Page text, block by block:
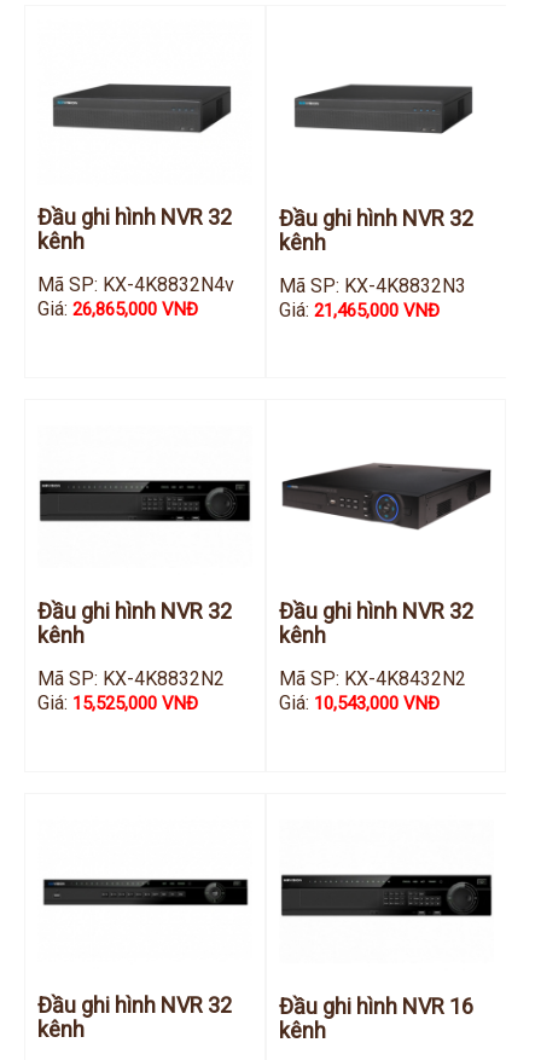
Camera Visionhitech
Đầu ghi Analog
Đầu ghi HIKVISION
Thiết bị chống trộm
Thiết bị chống trộm Paradox
Khóa điện tử VIRO
Khóa điện tử KBVISION
Access control Syris
Hỗ trợ kỹ thuật
Hướng dẫn sử dụng
Đầu ghi hình NVR 32
kênh
Mã SP: KX-4K8832N4v
Giá:26,865,000 VNĐ
Đầu ghi hình NVR 32
kênh
Mã SP: KX-4K8832N3
Giá: 21,465,000 VNĐ
Đầu ghi hình NVR 32
kênh
Mã SP: KX-4K8832N2
Giá: 15,525,000 VNĐ
Đầu ghi hình NVR 32
kênh
Mã SP: KX-4K8432N2
Giá: 10,543,000 VNĐ
Đầu ghi hình NVR 32
kênh
Đầu ghi hình NVR 16
kênh